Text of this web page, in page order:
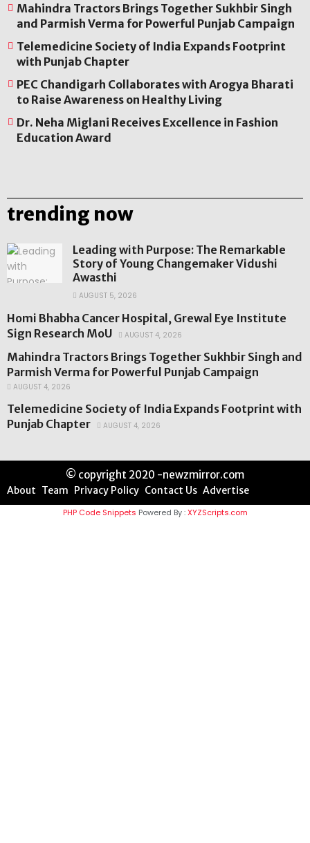
Mahindra Tractors Brings Together Sukhbir Singh
and Parmish Verma for Powerful Punjab Campaign
Telemedicine Society of India Expands Footprint
with Punjab Chapter
PEC Chandigarh Collaborates with Arogya Bharati
to Raise Awareness on Healthy Living
Dr. Neha Miglani Receives Excellence in Fashion
Education Award
trending now
Leading with Purpose: The Remarkable
Story of Young Changemaker Vidushi
Awasthi
AUGUST 5, 2026
Homi Bhabha Cancer Hospital, Grewal Eye Institute
Sign Research MoU
AUGUST 4, 2026
Mahindra Tractors Brings Together Sukhbir Singh and
Parmish Verma for Powerful Punjab Campaign
AUGUST 4, 2026
Telemedicine Society of India Expands Footprint with
Punjab Chapter
AUGUST 4, 2026
© copyright 2020 -newzmirror.com
About Team Privacy Policy Contact Us Advertise
PHP Code Snippets Powered By :XYZScripts.com